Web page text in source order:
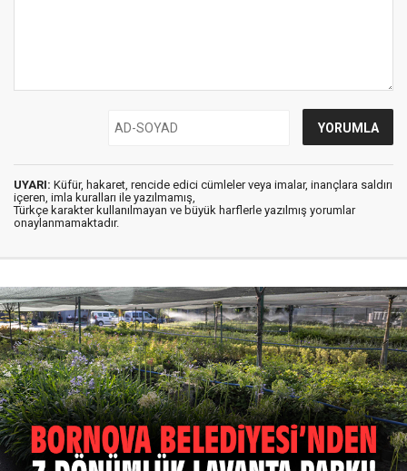
UYARI: Küfür, hakaret, rencide edici cümleler veya imalar, inançlara saldırı
içeren, imla kuralları ile yazılmamış,
Türkçe karakter kullanılmayan ve büyük harflerle yazılmış yorumlar
onaylanmamaktadır.